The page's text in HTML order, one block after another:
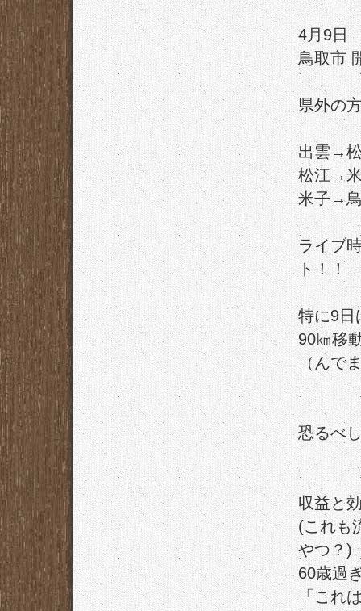
4月9日
鳥取市
県外の
出雲→
松江→
米子→
ライブ
ト！！
特に9日
90㎞移
（んで
恐るべ
収益と
(これも
やつ？)
60歳過
「これ